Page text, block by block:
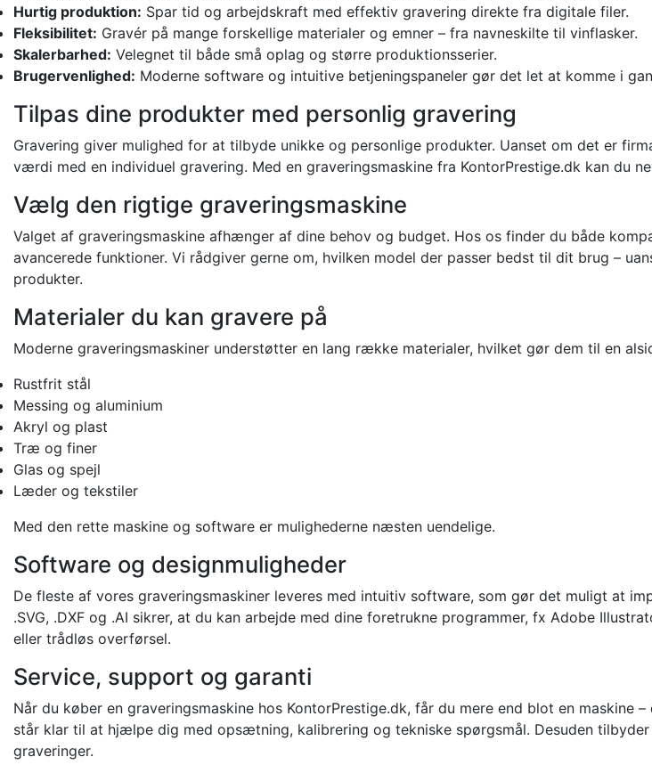
Hurtig produktion: Spar tid og arbejdskraft med effektiv gravering direkte fra digitale filer.
Fleksibilitet: Gravér på mange forskellige materialer og emner – fra navneskilte til vinflasker.
Skalerbarhed: Velegnet til både små oplag og større produktionsserier.
Brugervenlighed: Moderne software og intuitive betjeningspaneler gør det let at komme i
Tilpas dine produkter med personlig gravering
Gravering giver mulighed for at tilbyde unikke og personlige produkter. Uanset om det er
værdi med en individuel gravering. Med en graveringsmaskine fra KontorPrestige.dk kan du
Vælg den rigtige graveringsmaskine
Valget af graveringsmaskine afhænger af dine behov og budget. Hos os finder du både
avancerede funktioner. Vi rådgiver gerne om, hvilken model der passer bedst til dit brug –
produkter.
Materialer du kan gravere på
Moderne graveringsmaskiner understøtter en lang række materialer, hvilket gør dem til en
Rustfrit stål
Messing og aluminium
Akryl og plast
Træ og finer
Glas og spejl
Læder og tekstiler
Med den rette maskine og software er mulighederne næsten uendelige.
Software og designmuligheder
De fleste af vores graveringsmaskiner leveres med intuitiv software, som gør det muligt at
.SVG, .DXF og .AI sikrer, at du kan arbejde med dine foretrukne programmer, fx Adobe
eller trådløs overførsel.
Service, support og garanti
Når du køber en graveringsmaskine hos KontorPrestige.dk, får du mere end blot en
står klar til at hjælpe dig med opsætning, kalibrering og tekniske spørgsmål. Desuden
graveringer.